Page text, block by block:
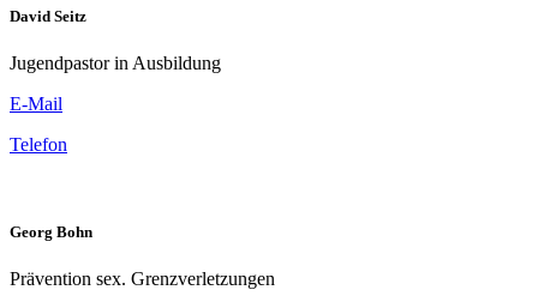
David Seitz
Jugendpastor in Ausbildung
E-Mail
Telefon
Georg Bohn
Prävention sex. Grenzverletzungen